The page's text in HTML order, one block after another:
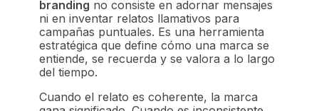
branding no consiste en adornar mensajes
ni en inventar relatos llamativos para
campañas puntuales. Es una herramienta
estratégica que define cómo una marca se
entiende, se recuerda y se valora a lo largo
del tiempo.
Cuando el relato es coherente, la marca